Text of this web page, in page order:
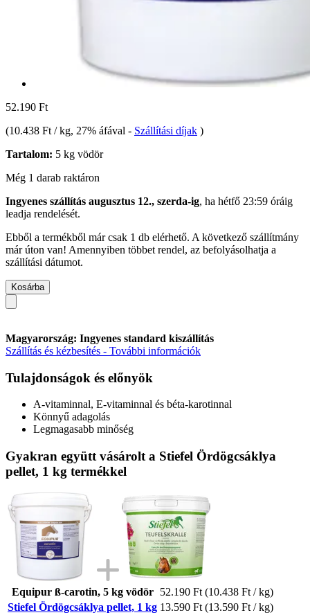
52.190 Ft
(10.438 Ft / kg, 27% áfával - Szállítási díjak )
Tartalom: 5 kg vödör
Még 1 darab raktáron
Ingyenes szállítás augusztus 12., szerda-ig, ha hétfő 23:59 óráig
leadja rendelését.
Ebből a termékből már csak 1 db elérhető. A következő szállítmány
már úton van! Amennyiben többet rendel, az befolyásolhatja a
szállítási dátumot.
Kosárba
Magyarország: Ingyenes standard kiszállítás
Szállítás és kézbesítés - További információk
Tulajdonságok és előnyök
A-vitaminnal, E-vitaminnal és béta-karotinnal
Könnyű adagolás
Legmagasabb minőség
Gyakran együtt vásárolt a Stiefel Ördögcsáklya
pellet, 1 kg termékkel
Equipur ß-carotin, 5 kg vödör 52.190 Ft (10.438 Ft / kg)
Stiefel Ördögcsáklya pellet, 1 kg 13.590 Ft (13.590 Ft / kg)